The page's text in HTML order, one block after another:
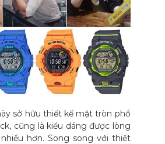
sở hữu thiết kế mặt tròn phổ
cũng là kiểu dáng được lòng
hơn. Song song với thiết